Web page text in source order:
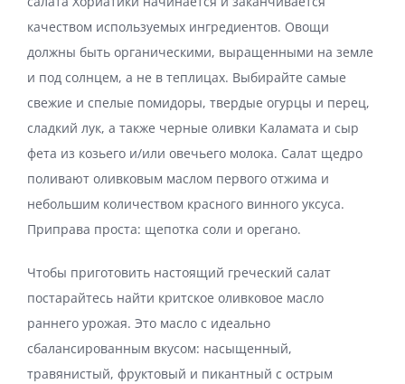
качеством используемых ингредиентов. Овощи
должны быть органическими, выращенными на земле
и под солнцем, а не в теплицах. Выбирайте самые
свежие и спелые помидоры, твердые огурцы и перец,
сладкий лук, а также черные оливки Каламата и сыр
фета из козьего и/или овечьего молока. Салат щедро
поливают оливковым маслом первого отжима и
небольшим количеством красного винного уксуса.
Приправа проста: щепотка соли и орегано.
Чтобы приготовить настоящий греческий салат
постарайтесь найти критское оливковое масло
раннего урожая. Это масло с идеально
сбалансированным вкусом: насыщенный,
травянистый, фруктовый и пикантный с острым